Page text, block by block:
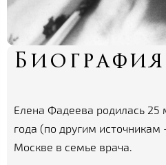
Биография
Елена Фадеева родилась 25
года (по другим источникам
Москве в семье врача.